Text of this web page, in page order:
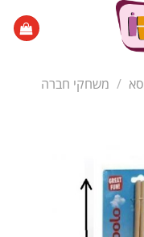
/ משחקי חברה